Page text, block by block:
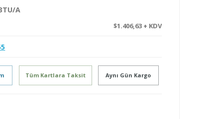
A
$1.406,63 + KDV
Tüm Kartlara Taksit Aynı Gün Kargo